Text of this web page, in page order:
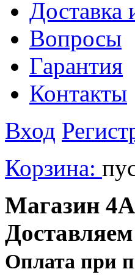
Доставка
Вопросы
Гарантия
Контакты
Вход
Корзина:
Магазин
Оплата при